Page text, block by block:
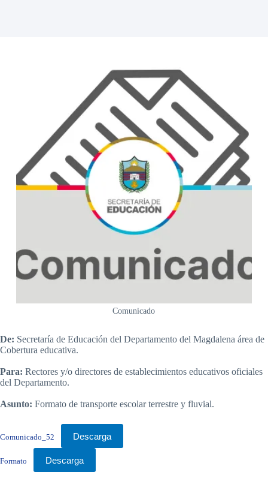
Comunicado
De: Secretaría de Educación del Departamento del Magdalena área de
Cobertura educativa.
Para: Rectores y/o directores de establecimientos educativos oficiales
del Departamento.
Asunto: Formato de transporte escolar terrestre y fluvial.
Comunicado_52 Descarga
Formato Descarga